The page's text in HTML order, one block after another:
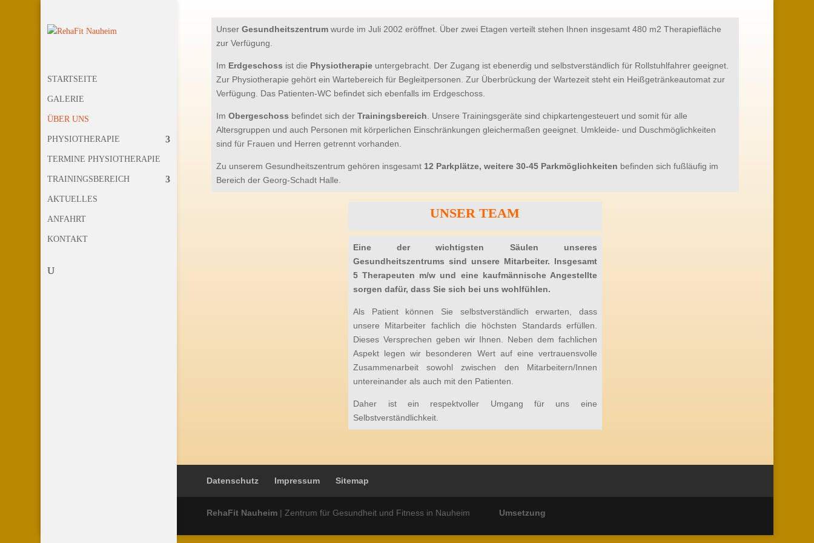
STARTSEITE
GALERIE
ÜBER UNS
PHYSIOTHERAPIE
TERMINE PHYSIOTHERAPIE
TRAININGSBEREICH
AKTUELLES
ANFAHRT
KONTAKT
UnserGesundheitszentrum wurde im Juli 2002 eröffnet. Über zwei Etagen verteilt stehen Ihnen insgesamt 480 m2 Therapiefläche
zur Verfügung.
Im Erdgeschoss ist die Physiotherapie untergebracht. Der Zugang ist ebenerdig und selbstverständlich für Rollstuhlfahrer geeignet.
Zur Physiotherapie gehört ein Wartebereich für Begleitpersonen. Zur Überbrückung der Wartezeit steht ein Heißgetränkeautomat zur
Verfügung. Das Patienten-WC befindet sich ebenfalls im Erdgeschoss.
ImObergeschoss befindet sich derTrainingsbereich. Unsere Trainingsgeräte sind chipkartengesteuert und somit für alle
Altersgruppen und auch Personen mit körperlichen Einschränkungen gleichermaßen geeignet. Umkleide- und Duschmöglichkeiten
sind für Frauen und Herren getrennt vorhanden.
Zu unserem Gesundheitszentrum gehören insgesamt 12 Parkplätze, weitere 30-45 Parkmöglichkeiten befinden sich fußläufig im
Bereich der Georg-Schadt Halle.
UNSER TEAM
Eine der wichtigsten Säulen unseres
Gesundheitszentrums sind unsere Mitarbeiter. Insgesamt
5 Therapeuten m/w und eine kaufmännische Angestellte
sorgen dafür, dass Sie sich bei uns wohlfühlen.
Als Patient können Sie selbstverständlich erwarten, dass
unsere Mitarbeiter fachlich die höchsten Standards erfüllen.
Dieses Versprechen geben wir Ihnen. Neben dem fachlichen
Aspekt legen wir besonderen Wert auf eine vertrauensvolle
Zusammenarbeit sowohl zwischen den Mitarbeitern/Innen
untereinander als auch mit den Patienten.
Daher ist ein respektvoller Umgang für uns eine
Selbstverständlichkeit.
Datenschutz Impressum Sitemap
RehaFit Nauheim | Zentrum für Gesundheit und Fitness in Nauheim Umsetzung